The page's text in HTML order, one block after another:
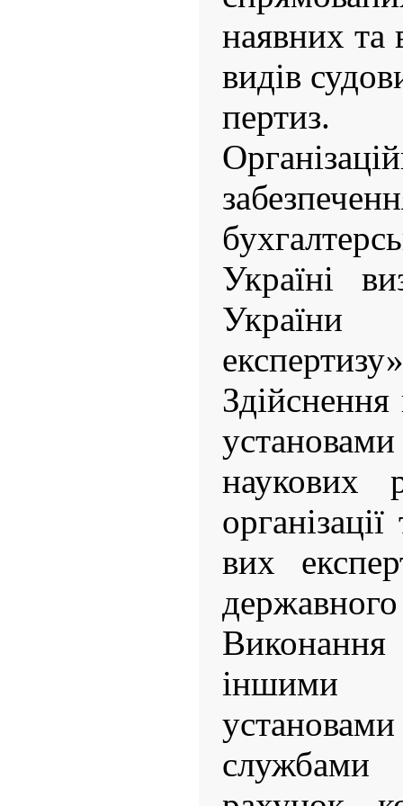
наявних та
видів
пертиз.
Україні
наукових
вих
Виконання
іншими
службами